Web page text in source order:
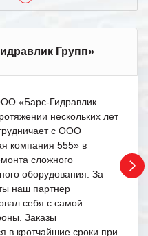
Групп»
«Барс-Гидравлик
нескольких лет
с ООО
компания 555» в
сложного
оборудования. За
наш партнер
себя с самой
Заказы
в кротчайшие сроки при